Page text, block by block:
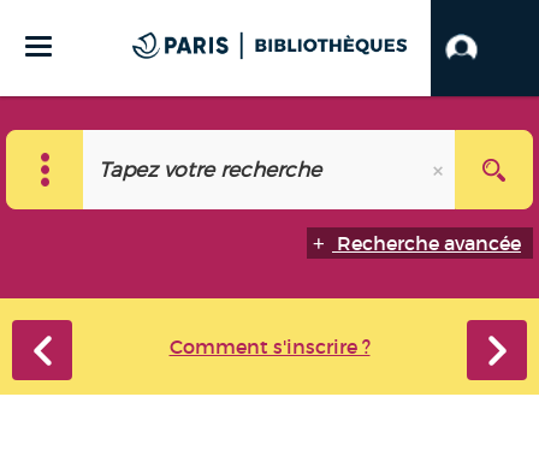
Recherche avancée
Comment s'inscrire ?